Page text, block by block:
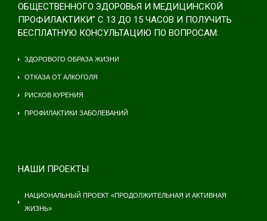
ОБЩЕСТВЕННОГО ЗДОРОВЬЯ И МЕДИЦИНСКОЙ
ПРОФИЛАКТИКИ" С 13 ДО 15 ЧАСОВ И ПОЛУЧИТЬ
БЕСПЛАТНУЮ КОНСУЛЬТАЦИЮ ПО ВОПРОСАМ:
ЗДОРОВОГО ОБРАЗА ЖИЗНИ
ОТКАЗА ОТ АЛКОГОЛЯ
РИСКОВ КУРЕНИЯ
ПРОФИЛАКТИКИ ЗАБОЛЕВАНИЙ
НАШИ ПРОЕКТЫ
НАЦИОНАЛЬНЫЙ ПРОЕКТ «ПРОДОЛЖИТЕЛЬНАЯ И АКТИВНАЯ
ЖИЗНЬ»